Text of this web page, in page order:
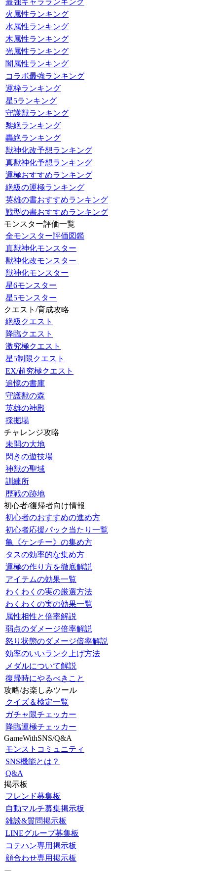
最強キャラランキング
火属性ランキング
水属性ランキング
木属性ランキング
光属性ランキング
闇属性ランキング
コラボ最強ランキング
運枠ランキング
星5ランキング
守護獣ランキング
黎絶ランキング
轟絶ランキング
獣神化改予想ランキング
真獣神化予想ランキング
運極おすすめランキング
絶級の運極ランキング
英雄の書おすすめランキング
戦型の書おすすめランキング
モンスター評価一覧
全モンスター評価図鑑
真獣神化モンスター
獣神化改モンスター
獣神化モンスター
星6モンスター
星5モンスター
クエスト/育成攻略
絶級クエスト
降臨クエスト
激究極クエスト
星5制限クエスト
EX/超究極クエスト
追憶の書庫
守護獣の森
英雄の神殿
採掘場
チャレンジ攻略
未開の大地
閃きの遊技場
神獣の聖域
訓練所
歴戦の跡地
初心者/復帰者向け情報
初心者のおすすめの進め方
初心者応援パック当たり一覧
亀《ケンチー》の集め方
タスの効率的な集め方
運極の作り方を徹底解説
アイテムの効果一覧
わくわくの実の厳選方法
わくわくの実の効果一覧
属性相性と倍率解説
弱点のダメージ倍率解説
怒り状態のダメージ倍率解説
効率のいいランク上げ方法
メダルについて解説
復帰時にやるべきこと
攻略/お楽しみツール
クイズ＆検定一覧
ガチャ限チェッカー
降臨運極チェッカー
GameWithSNS/Q&A
モンストコミュニティ
SNS機能とは？
Q&A
掲示板
フレンド募集板
自動マルチ募集掲示板
雑談&質問掲示板
LINEグループ募集板
コテハン専用掲示板
顔合わせ専用掲示板